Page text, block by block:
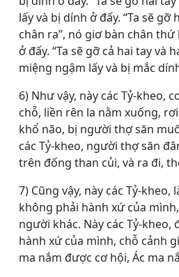
lấy và bị dính ở đấy. “Ta sẽ gỡ
chân ra”, nó giơ bàn chân
ở đấy. “Ta sẽ gỡ cả hai tay và
miệng ngậm lấy và bị mắc
6) Như vậy, này các Tỷ-kheo,
chỗ, liền rên la nằm xuống,
khổ não, bị người thợ săn
các Tỷ-kheo, người thợ săn
trên đống than củi, và ra đi,
7) Cũng vậy, này các Tỷ-
không phải hành xứ của
người khác. Này các Tỷ-kheo,
hành xứ của mình, chỗ cảnh
ma nắm được cơ hội, Ác ma